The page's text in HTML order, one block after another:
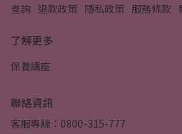
查詢 退款政策 隱私政策 服務條款
了解更多
保養講座
聯絡資訊
客服專線：0800-315-777